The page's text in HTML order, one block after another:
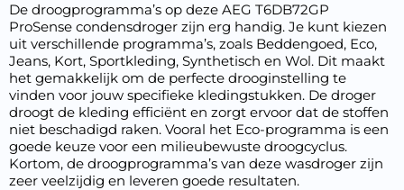
De droogprogramma’s op deze AEG T6DB72GP
ProSense condensdroger zijn erg handig. Je kunt kiezen
uit verschillende programma’s, zoals Beddengoed, Eco,
Jeans, Kort, Sportkleding, Synthetisch en Wol. Dit maakt
het gemakkelijk om de perfecte drooginstelling te
vinden voor jouw specifieke kledingstukken. De droger
droogt de kleding efficiënt en zorgt ervoor dat de stoffen
niet beschadigd raken. Vooral het Eco-programma is een
goede keuze voor een milieubewuste droogcyclus.
Kortom, de droogprogramma’s van deze wasdroger zijn
zeer veelzijdig en leveren goede resultaten.